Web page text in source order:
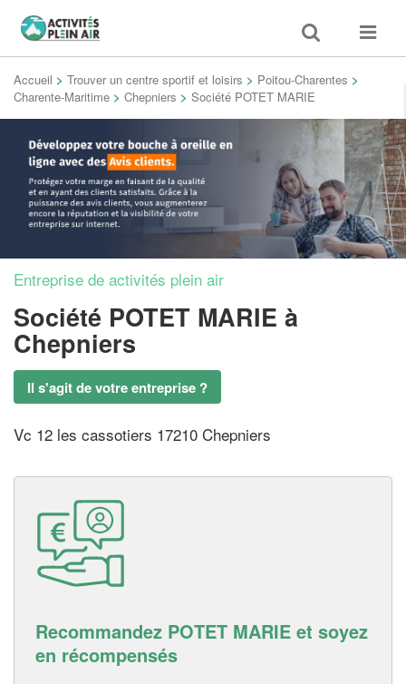
Toggle
search
Toggle
Accueil > Trouver un centre sportif et loisirs > Poitou-Charentes >
Charente-Maritime > Chepniers > Société POTET MARIE
Entreprise de activités plein air
Société POTET MARIE à
Chepniers
Il s'agit de votre entreprise ?
Vc 12 les cassotiers 17210 Chepniers
Recommandez POTET MARIE et soyez
en récompensés